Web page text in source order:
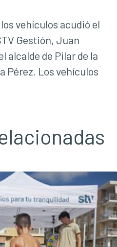
vehículos acudió el
Gestión, Juan
alcalde de Pilar de la
Pérez. Los vehículos